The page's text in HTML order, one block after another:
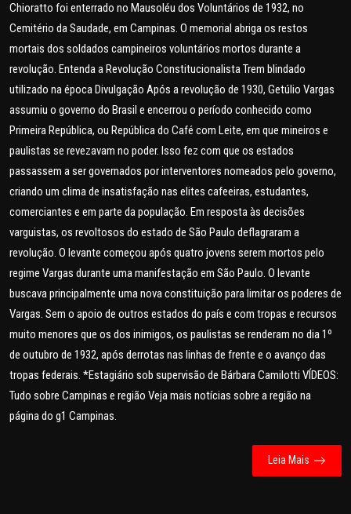
Chioratto foi enterrado no Mausoléu dos Voluntários de 1932, no
Cemitério da Saudade, em Campinas. O memorial abriga os restos
mortais dos soldados campineiros voluntários mortos durante a
revolução. Entenda a Revolução Constitucionalista Trem blindado
utilizado na época Divulgação Após a revolução de 1930, Getúlio Vargas
assumiu o governo do Brasil e encerrou o período conhecido como
Primeira República, ou República do Café com Leite, em que mineiros e
paulistas se revezavam no poder. Isso fez com que os estados
passassem a ser governados por interventores nomeados pelo governo,
criando um clima de insatisfação nas elites cafeeiras, estudantes,
comerciantes e em parte da população. Em resposta às decisões
varguistas, os revoltosos do estado de São Paulo deflagraram a
revolução. O levante começou após quatro jovens serem mortos pelo
regime Vargas durante uma manifestação em São Paulo. O levante
buscava principalmente uma nova constituição para limitar os poderes de
Vargas. Sem o apoio de outros estados do país e com tropas e recursos
muito menores que os dos inimigos, os paulistas se renderam no dia 1º
de outubro de 1932, após derrotas nas linhas de frente e o avanço das
tropas federais. *Estagiário sob supervisão de Bárbara Camilotti VÍDEOS:
Tudo sobre Campinas e região Veja mais notícias sobre a região na
página do g1 Campinas.
Leia Mais